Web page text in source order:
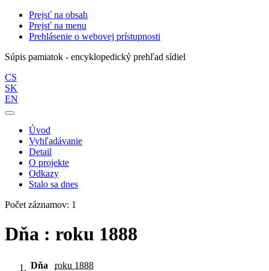
Prejsť na obsah
Prejsť na menu
Prehlásenie o webovej prístupnosti
Súpis pamiatok - encyklopedický prehľad sídiel
CS
SK
EN
Úvod
Vyhľadávanie
Detail
O projekte
Odkazy
Stalo sa dnes
Počet záznamov: 1
Dňa : roku 1888
Dňa roku 1888